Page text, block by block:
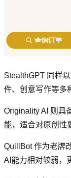
StealthGPT 同样
件、创意写作等多
Originality AI 则具
能，适合对原创性
QuillBot 作为老牌
AI能力相对较弱，